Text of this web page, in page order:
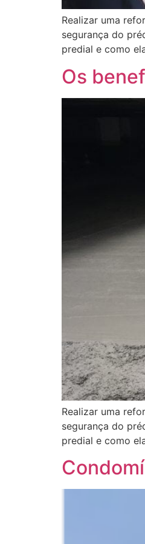
Realizar uma
segurança do
predial e como
Os
Realizar uma
segurança do
predial e como